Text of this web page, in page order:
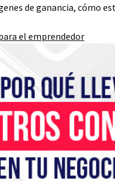
de ganancia, cómo
el emprendedor